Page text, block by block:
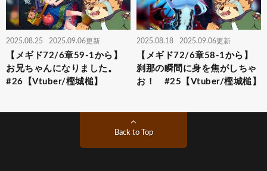
2025.08.25 2025.09.06更新
【メギド72/6章59-1から】
お兄ちゃんになりました。
#26【Vtuber/樫城槌】
2025.08.18 2025.09.06更新
【メギド72/6章58-1から】
刹那の瞬間に身を焦がしちゃ
お！ #25【Vtuber/樫城槌】
Back to Top